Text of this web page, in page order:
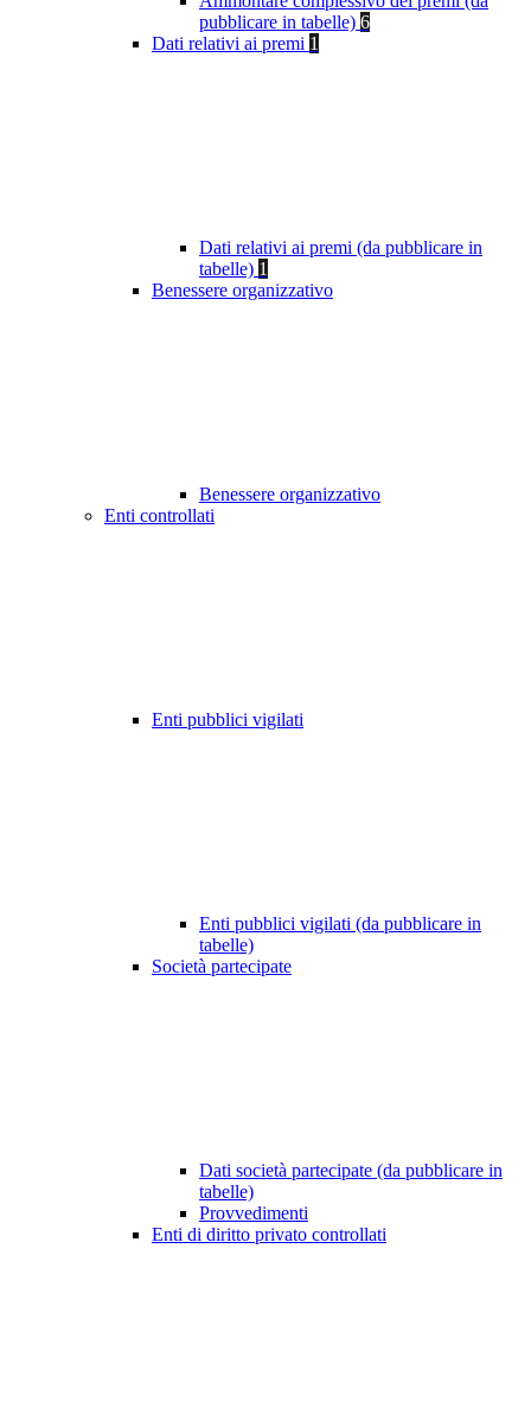
pubblicare in tabelle) 6
Dati relativi ai premi 1
Dati relativi ai premi (da pubblicare in
tabelle) 1
Benessere organizzativo
Benessere organizzativo
Enti controllati
Enti pubblici vigilati
Enti pubblici vigilati (da pubblicare in
tabelle)
Società partecipate
Dati società partecipate (da pubblicare in
tabelle)
Provvedimenti
Enti di diritto privato controllati